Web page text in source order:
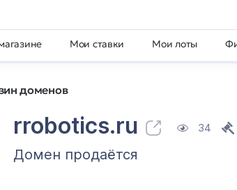
Мои ставки Мои лоты
доменов
rrobotics.ru 34
Домен продаётся